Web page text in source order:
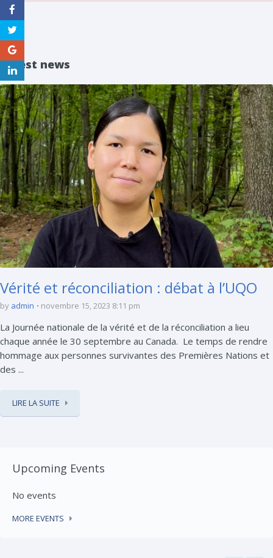
Latest news
Vérité et réconciliation : débat à l’UQO
by admin novembre 15, 2023 8:11 pm
La Journée nationale de la vérité et de la réconciliation a lieu
chaque année le 30 septembre au Canada. Le temps de rendre
hommage aux personnes survivantes des Premières Nations et
des ...
LIRE LA SUITE
Upcoming Events
No events
MORE EVENTS